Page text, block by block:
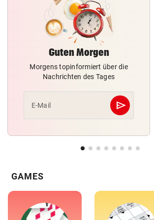
Guten Morgen
Morgens topinformiert über die
Nachrichten des Tages
E-Mail send
Abschicken
GAMES